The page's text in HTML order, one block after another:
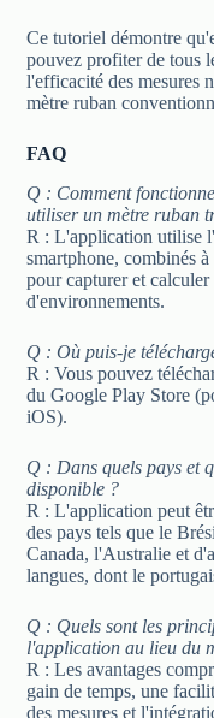
Ce tutoriel démontre
pouvez profiter de tous
l'efficacité des mesures
mètre ruban
FAQ
Q : Comment
utiliser un mètre ruban
R : L'application utilise
smartphone, combinés
pour capturer et
d'environnements.
Q : Où puis-je
R : Vous pouvez
du Google Play Store
iOS).
Q : Dans quels pays et
disponible ?
R : L'application peut
des pays tels que le
Canada, l'Australie et
langues, dont le
Q : Quels sont les
l'application au lieu du
R : Les avantages
gain de temps, une
des mesures et